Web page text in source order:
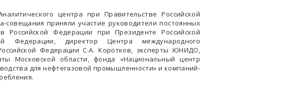
центра при Правительстве Российской
приняли участие руководители постоянных
Российской Федерации при Президенте Российской
Федерации, директор Центра международного
Федерации С.А. Коротков, эксперты ЮНИДО,
Московской области, фонда «Национальный центр
для нефтегазовой промышленности» и компаний-